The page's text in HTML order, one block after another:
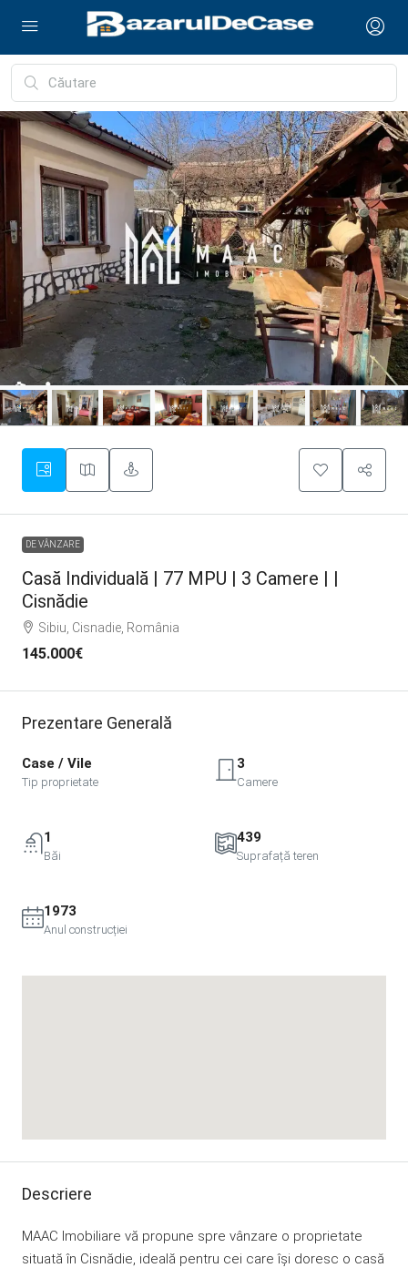
DE VÂNZARE
Casă Individuală | 77 MPU | 3 Camere | |
Cisnădie
Sibiu, Cisnadie, România
145.000€
Prezentare Generală
Case / Vile
Tip proprietate
3
Camere
1
Băi
439
Suprafață teren
1973
Anul construcției
Descriere
MAAC Imobiliare vă propune spre vânzare o proprietate
situată în Cisnădie, ideală pentru cei care își doresc o casă